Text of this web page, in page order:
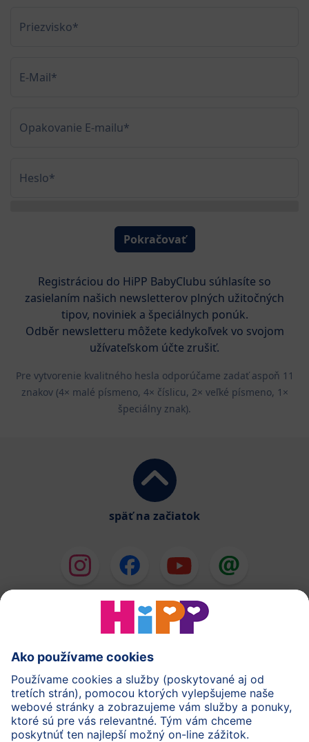
Priezvisko*
E-Mail*
Opakovanie E-mailu*
Heslo*
Pokračovať
Registráciou do HiPP BabyClubu súhlasíte so
zasielaním našich newsletterov plných užitočných
tipov, noviniek a špeciálnych ponúk.
Odběr newsletteru môžete kedykoľvek vo svojom
užívateľskom účte zrušiť.
Pre vytvorenie kvalitného hesla odporúčame zadať aspoň 11
znakov (4× malé písmeno, 4× číslicu, 2× veľké písmeno, 1×
špeciálny znak).
späť na začiatok
HiPP Mlieka
HiPP Príkrmy
HiPP Tehotenstvo
Ochrana osobných údajov
Cookies a pravidlá používania webovej stránky